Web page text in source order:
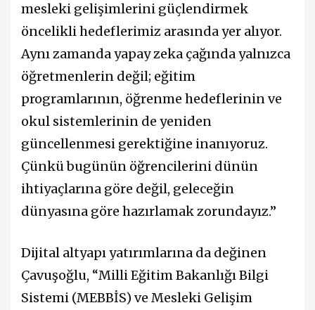
mesleki gelişimlerini güçlendirmek
öncelikli hedeflerimiz arasında yer alıyor.
Aynı zamanda yapay zeka çağında yalnızca
öğretmenlerin değil; eğitim
programlarının, öğrenme hedeflerinin ve
okul sistemlerinin de yeniden
güncellenmesi gerektiğine inanıyoruz.
Çünkü bugünün öğrencilerini dünün
ihtiyaçlarına göre değil, geleceğin
dünyasına göre hazırlamak zorundayız.”
Dijital altyapı yatırımlarına da değinen
Çavuşoğlu, “Milli Eğitim Bakanlığı Bilgi
Sistemi (MEBBİS) ve Mesleki Gelişim